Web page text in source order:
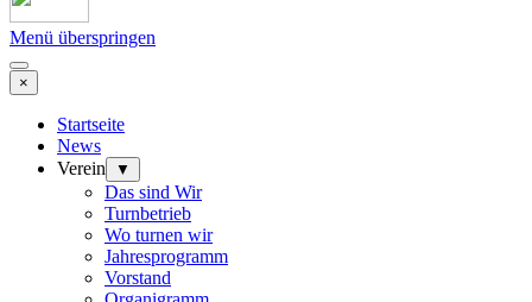
Menü überspringen
×
Startseite
News
Verein
▼
Das sind Wir
Turnbetrieb
Wo turnen wir
Jahresprogramm
Vorstand